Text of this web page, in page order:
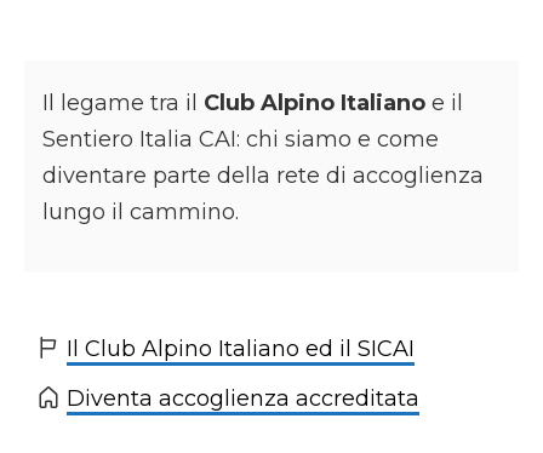
Il legame tra il Club Alpino Italiano e il
Sentiero Italia CAI: chi siamo e come
diventare parte della rete di accoglienza
lungo il cammino.
Il Club Alpino Italiano ed il SICAI
Diventa accoglienza accreditata